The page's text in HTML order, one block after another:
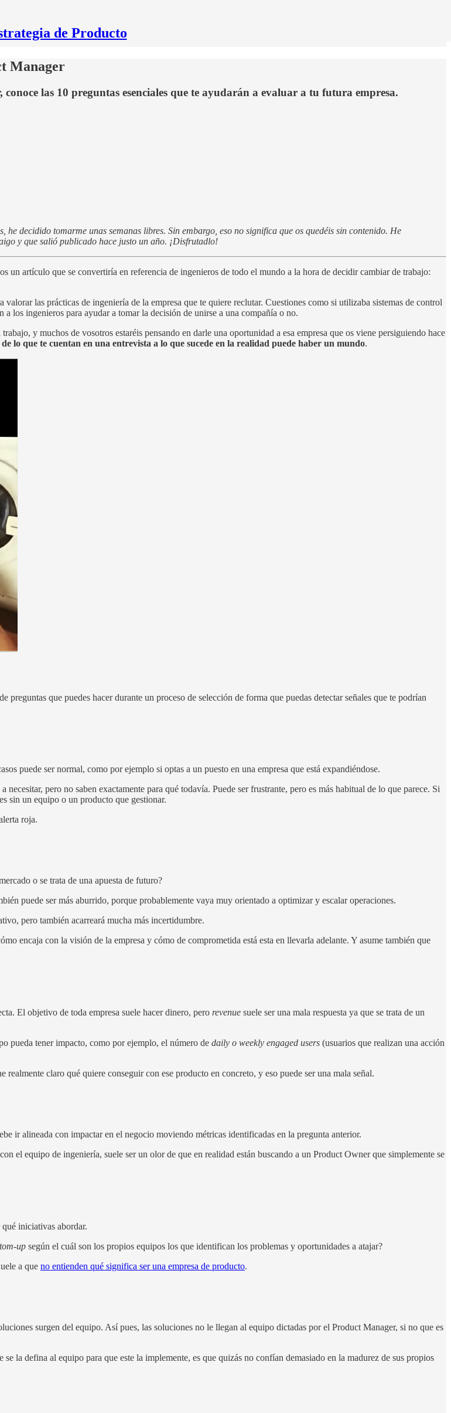
de Producto
Manager
las 10 preguntas esenciales que te ayudarán a evaluar a tu futura empresa.
decidido tomarme unas semanas libres. Sin embargo, eso no significa que os quedéis sin contenido. He
y que salió publicado hace justo un año. ¡Disfrutadlo!
artículo que se convertiría en referencia de ingenieros de todo el mundo a la hora de decidir cambiar de trabajo:
las prácticas de ingeniería de la empresa que te quiere reclutar. Cuestiones como si utilizaba sistemas de control
a los ingenieros para ayudar a tomar la decisión de unirse a una compañía o no.
y muchos de vosotros estaréis pensando en darle una oportunidad a esa empresa que os viene persiguiendo hace
de lo que te cuentan en una entrevista a lo que sucede en la realidad puede haber un mundo.
preguntas que puedes hacer durante un proceso de selección de forma que puedas detectar señales que te podrían
puede ser normal, como por ejemplo si optas a un puesto en una empresa que está expandiéndose.
pero no saben exactamente para qué todavía. Puede ser frustrante, pero es más habitual de lo que parece. Si
sin un equipo o un producto que gestionar.
roja.
o se trata de una apuesta de futuro?
puede ser más aburrido, porque probablemente vaya muy orientado a optimizar y escalar operaciones.
pero también acarreará mucha más incertidumbre.
encaja con la visión de la empresa y cómo de comprometida está esta en llevarla adelante. Y asume también que
El objetivo de toda empresa suele hacer dinero, pero revenue suele ser una mala respuesta ya que se trata de un
pueda tener impacto, como por ejemplo, el número de daily o weekly engaged users (usuarios que realizan una acción
realmente claro qué quiere conseguir con ese producto en concreto, y eso puede ser una mala señal.
ir alineada con impactar en el negocio moviendo métricas identificadas en la pregunta anterior.
el equipo de ingeniería, suele ser un olor de que en realidad están buscando a un Product Owner que simplemente se
iniciativas abordar.
up según el cuál son los propios equipos los que identifican los problemas y oportunidades a atajar?
a que no entienden qué significa ser una empresa de producto.
surgen del equipo. Así pues, las soluciones no le llegan al equipo dictadas por el Product Manager, si no que es
la defina al equipo para que este la implemente, es que quizás no confían demasiado en la madurez de sus propios